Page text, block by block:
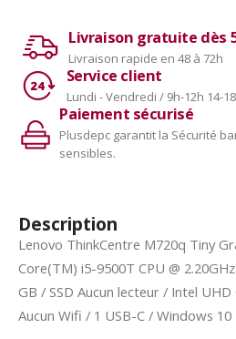
Livraison gratuite dès
Livraison rapide en 48 à 72h
Service client
Lundi - Vendredi / 9h-12h 14-
Paiement sécurisé
Plusdepc garantit la Sécurité
sensibles.
Description
Lenovo ThinkCentre M720q Tiny
Core(TM) i5-9500T CPU @
GB / SSD Aucun lecteur / Intel
Aucun Wifi / 1 USB-C / Windows 10